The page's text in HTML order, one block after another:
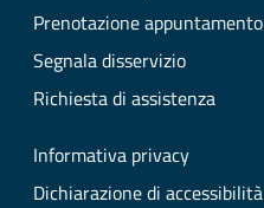
Prenotazione appuntamento
Segnala disservizio
Richiesta di assistenza
Informativa privacy
Dichiarazione di accessibilità